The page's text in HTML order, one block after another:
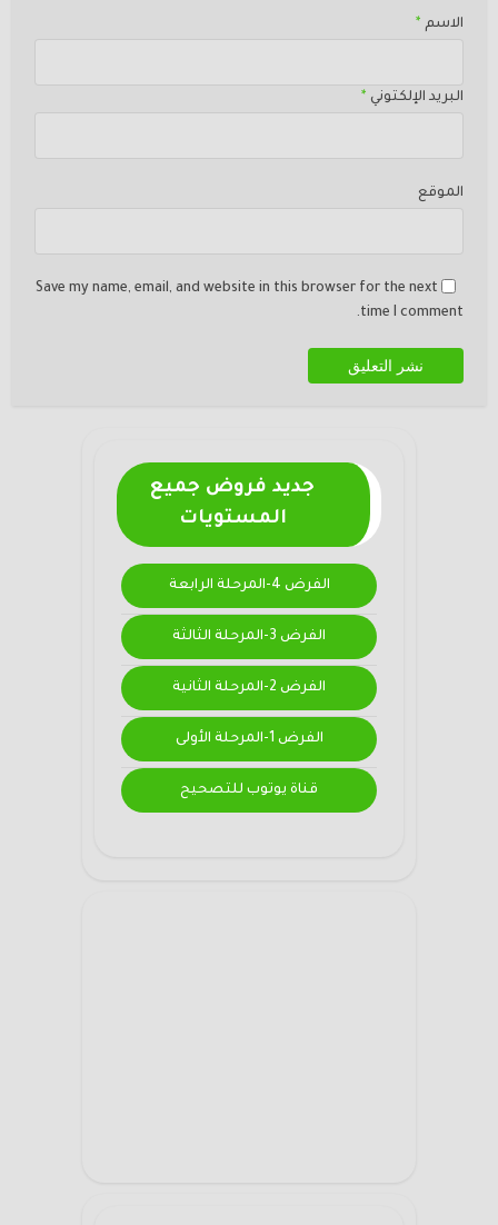
الاسم *
البريد الإلكتوني *
الموقع
Save my name, email, and website in this browser for the next
time I comment.
جديد فروض جميع
المستويات
الفرض 4-المرحلة الرابعة
الفرض 3-المرحلة الثالثة
الفرض 2-المرحلة الثانية
الفرض 1-المرحلة الأولى
قناة يوتوب للتصحيح